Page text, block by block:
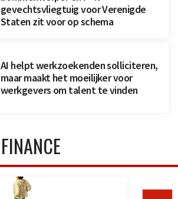
gevechtsvliegtuig voor Verenigde
Staten zit voor op schema
AI helpt werkzoekenden solliciteren,
maar maakt het moeilijker voor
werkgevers om talent te vinden